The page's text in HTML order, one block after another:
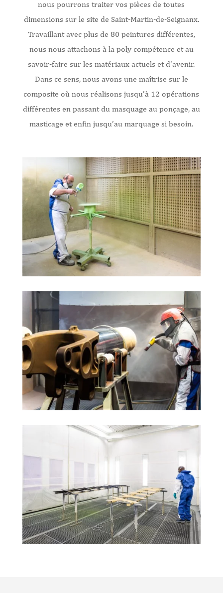
nous pourrons traiter vos pièces de toutes
dimensions sur le site de Saint-Martin-de-Seignanx.
Travaillant avec plus de 80 peintures différentes,
nous nous attachons à la poly compétence et au
savoir-faire sur les matériaux actuels et d’avenir.
Dans ce sens, nous avons une maîtrise sur le
composite où nous réalisons jusqu’à 12 opérations
différentes en passant du masquage au ponçage, au
masticage et enfin jusqu’au marquage si besoin.